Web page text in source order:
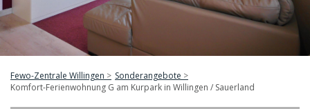
Fewo-Zentrale Willingen
Sonderangebote
Komfort-Ferienwohnung G am Kurpark in Willingen / Sauerland